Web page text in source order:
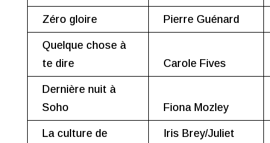
Zéro gloire Pierre Guénard
Quelque chose à
te dire
Carole Fives
Dernière nuit à
Soho
Fiona Mozley
La culture de
Iris Brey/Juliet